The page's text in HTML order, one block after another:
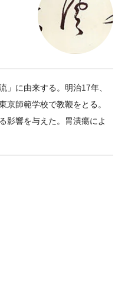
に由来する。明治17年、
師範学校で教鞭をとる。
影響を与えた。胃潰瘍によ